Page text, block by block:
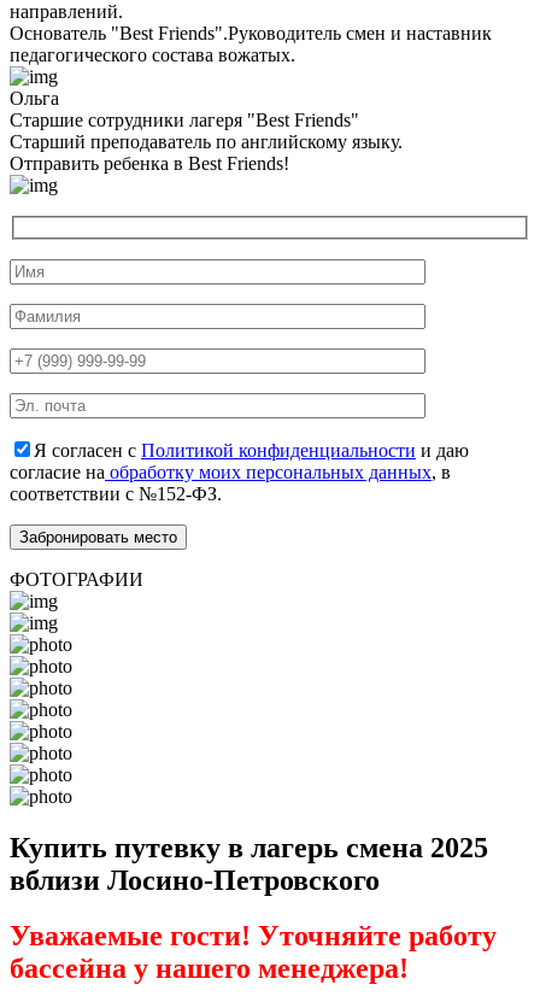
направлений.
Основатель "Best Friends".Руководитель смен и наставник
педагогического состава вожатых.
Ольга
Старшие сотрудники лагеря "Best Friends"
Cтарший преподаватель по английскому языку.
Отправить ребенка в Best Friends!
Я согласен с Политикой конфиденциальности и даю
согласие на обработку моих персональных данных, в
соответствии с №152-ФЗ.
ФОТОГРАФИИ
Купить путевку в лагерь смена 2025
вблизи Лосино-Петровского
Уважаемые гости! Уточняйте работу
бассейна у нашего менеджера!